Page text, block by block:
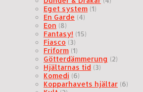
Eget system (1)
En Garde (4)
Eon (8)
Fantasy! (15)
Fiasco (3)
Friform (1)
Götterdämmerung (2)
Hjältarnas tid (3)
Komedi (6)
Kopparhavets hjältar (6)